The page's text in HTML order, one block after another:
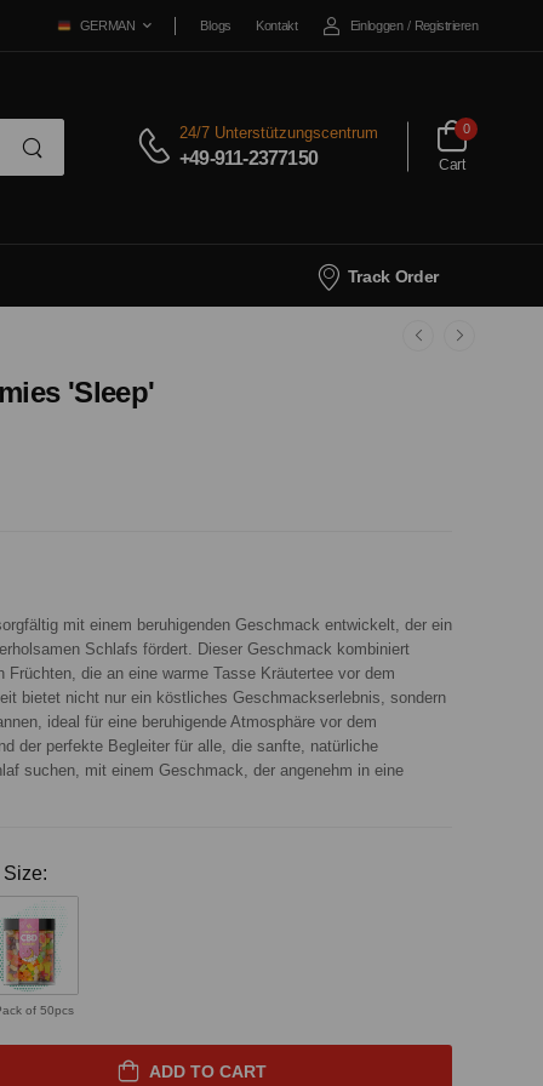
GERMAN Blogs Kontakt Einloggen / Registrieren
24/7 Unterstützungscentrum
+49-911-2377150
0
Cart
Track Order
'Sleep'
mit einem beruhigenden Geschmack entwickelt, der ein
Schlafs fördert. Dieser Geschmack kombiniert
die an eine warme Tasse Kräutertee vor dem
bietet nicht nur ein köstliches Geschmackserlebnis, sondern
ideal für eine beruhigende Atmosphäre vor dem
der perfekte Begleiter für alle, die sanfte, natürliche
suchen, mit einem Geschmack, der angenehm in eine
of 50pcs
ADD TO CART